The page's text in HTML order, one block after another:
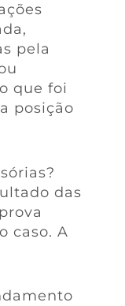
pela
que foi
posição
das
caso. A